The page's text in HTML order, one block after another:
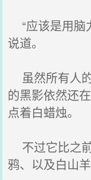
“应该是用脑
说道。
虽然所有人
的黑影依然还
点着白蜡烛。
不过它比之
鸦、以及白山